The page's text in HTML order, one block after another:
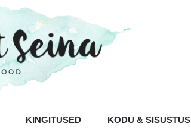
KINGITUSED KODU & SISUSTUS